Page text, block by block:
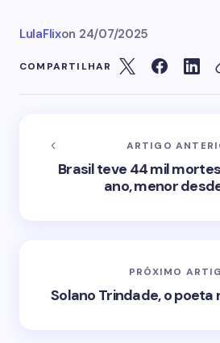
LulaFlixon 24/07/2025
COMPARTILHAR
ARTIGO
Brasil teve 44 mil
ano, menor
PRÓXIMO
Solano Trindade, o